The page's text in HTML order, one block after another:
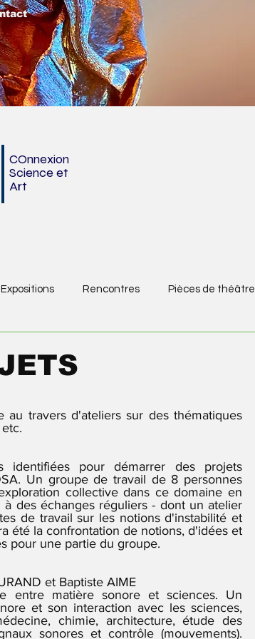
COnnexion
Science et
Art
Expositions Rencontres Pièces de théâtre
travers d'ateliers sur des thématiques
pour démarrer des projets
Un groupe de travail de 8 personnes
collective dans ce domaine en
des échanges réguliers - dont un atelier
de travail sur les notions d'instabilité et
été la confrontation de notions, d'idées et
pour une partie du groupe.
et Baptiste AIME
entre matière sonore et sciences. Un
et son interaction avec les sciences,
chimie, architecture, étude des
sonores et contrôle (mouvements).